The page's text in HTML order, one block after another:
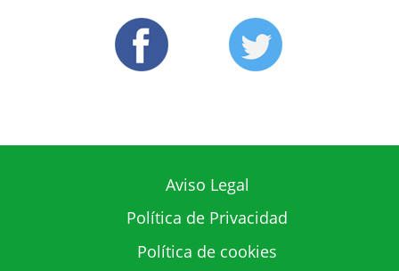
Aviso Legal
Política de Privacidad
Política de cookies